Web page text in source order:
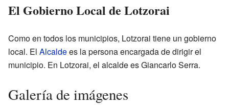
El Gobierno Local de Lotzorai
Como en todos los municipios, Lotzorai tiene un gobierno
local. El Alcaldees la persona encargada de dirigir el
municipio. En Lotzorai, el alcalde es Giancarlo Serra.
Galería de imágenes